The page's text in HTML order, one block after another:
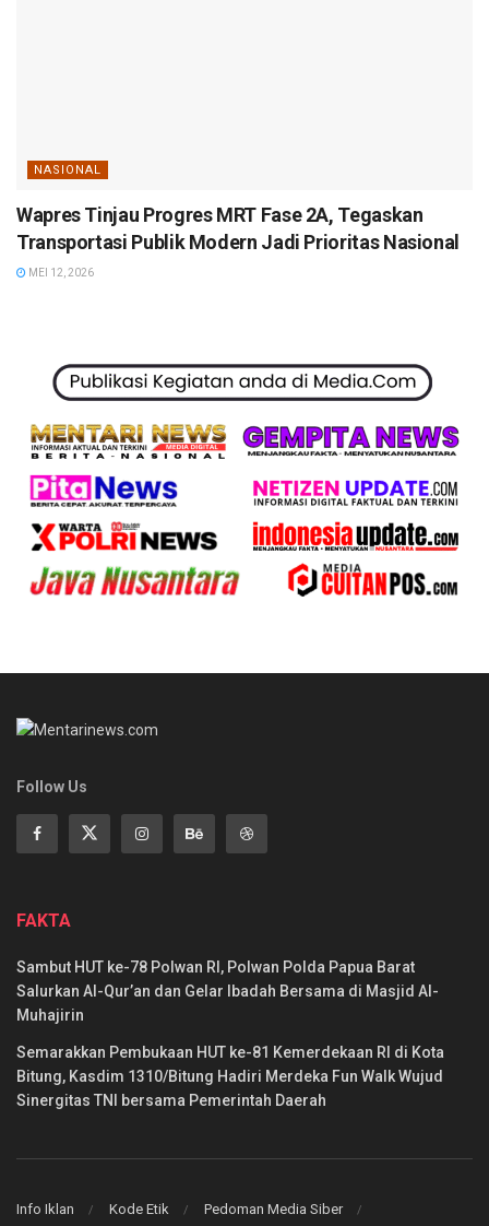
NASIONAL
Wapres Tinjau Progres MRT Fase 2A, Tegaskan
Transportasi Publik Modern Jadi Prioritas Nasional
MEI 12, 2026
Follow Us
FAKTA
Sambut HUT ke-78 Polwan RI, Polwan Polda Papua Barat
Salurkan Al-Qur’an dan Gelar Ibadah Bersama di Masjid Al-
Muhajirin
Semarakkan Pembukaan HUT ke-81 Kemerdekaan RI di Kota
Bitung, Kasdim 1310/Bitung Hadiri Merdeka Fun Walk Wujud
Sinergitas TNI bersama Pemerintah Daerah
Info Iklan Kode Etik
Pedoman Media Siber